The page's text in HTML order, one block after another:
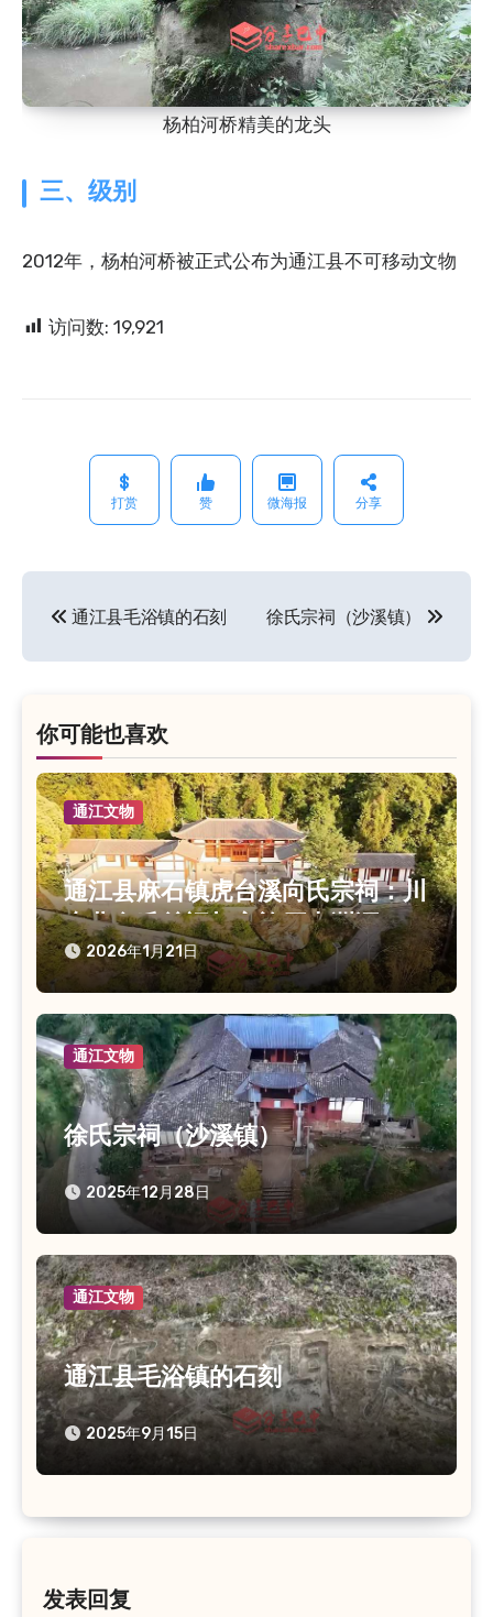
杨柏河桥精美的龙头
三、级别
2012年，杨柏河桥被正式公布为通江县不可移动文物
访问数: 19,921
打赏 赞 微海报 分享
文
章
航
通江县毛浴镇的石刻 徐氏宗祠（沙溪镇）
你可能也喜欢
通江文物
通江县麻石镇虎台溪向氏宗祠：川
东北向氏总祠与家族历史渊源
2026年1月21日
通江文物
徐氏宗祠（沙溪镇）
2025年12月28日
通江文物
通江县毛浴镇的石刻
2025年9月15日
发表回复